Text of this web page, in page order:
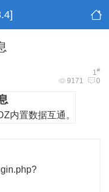
1#
9171 0
内置数据互通。